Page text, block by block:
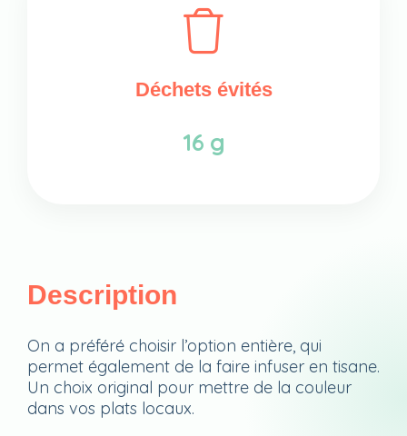
Description
On a préféré choisir l’option entière, qui
permet également de la faire infuser en tisane.
Un choix original pour mettre de la couleur
dans vos plats locaux.
Déchets évités
16 g